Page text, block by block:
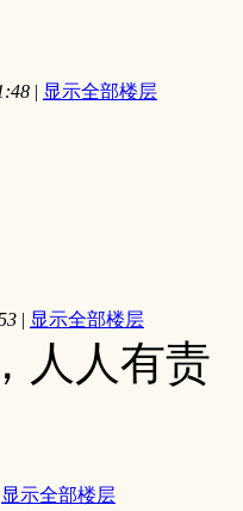
| 显示全部楼层
| 显示全部楼层
人人有责
显示全部楼层